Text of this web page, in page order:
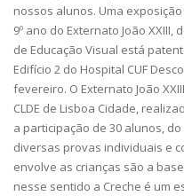
nossos alunos. Uma
9º ano do Externato João
de Educação Visual está
Edifício 2 do Hospital CUF
fevereiro. O Externato João
CLDE de Lisboa Cidade,
a participação de 30 alunos, do
diversas provas individuais e
envolve as crianças são a
nesse sentido a Creche é um